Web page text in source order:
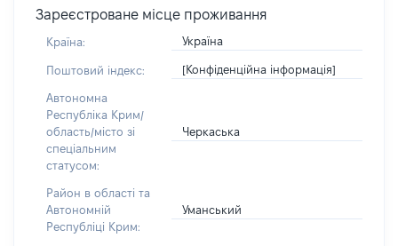
Зареєстроване місце проживання
Країна: Україна
Поштовий індекс: [Конфіденційна інформація]
Автономна
Республіка Крим/
область/місто зі
спеціальним
статусом:
Черкаська
Район в області та
Автономній
Республіці Крим:
Уманський